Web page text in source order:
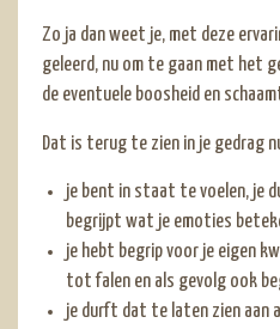
Zo ja dan weet je, met deze
geleerd, nu om te gaan met het
de eventuele boosheid en
Dat is terug te zien in je gedrag
je bent in staat te voelen, je
begrijpt wat je emoties
je hebt begrip voor je eigen
tot falen en als gevolg ook
je durft dat te laten zien aan